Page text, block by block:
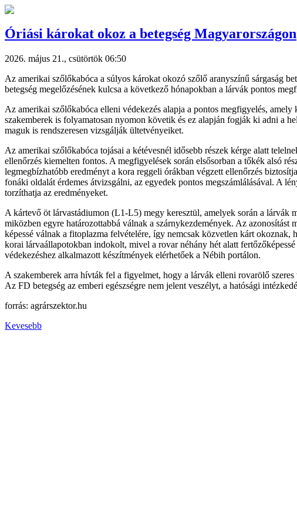
Óriási károkat okoz a betegség Magyarországon
2026. május 21., csütörtök 06:50
Az amerikai szőlőkabóca a súlyos károkat okozó szőlő aranyszínű sárgaság
betegség megelőzésének kulcsa a következő hónapokban a lárvák pontos
Az amerikai szőlőkabóca elleni védekezés alapja a pontos megfigyelés,
szakemberek is folyamatosan nyomon követik és ez alapján fogják ki adni a
maguk is rendszeresen vizsgálják ültetvényeiket.
Az amerikai szőlőkabóca tojásai a kétévesnél idősebb részek kérge alatt
ellenőrzés kiemelten fontos. A megfigyelések során elsősorban a tőkék alsó
legmegbízhatóbb eredményt a kora reggeli órákban végzett ellenőrzés
fonáki oldalát érdemes átvizsgálni, az egyedek pontos megszámlálásával. A
torzíthatja az eredményeket.
A kártevő öt lárvastádiumon (L1-L5) megy keresztül, amelyek során a lárvák
miközben egyre határozottabbá válnak a szárnykezdemények. Az
képessé válnak a fitoplazma felvételére, így nemcsak közvetlen kárt okoznak,
korai lárvaállapotokban indokolt, mivel a rovar néhány hét alatt
védekezéshez alkalmazott készítmények elérhetőek a Nébih portálon.
A szakemberek arra hívták fel a figyelmet, hogy a lárvák elleni rovarölő
Az FD betegség az emberi egészségre nem jelent veszélyt, a hatósági
forrás: agrárszektor.hu
Kevesebb